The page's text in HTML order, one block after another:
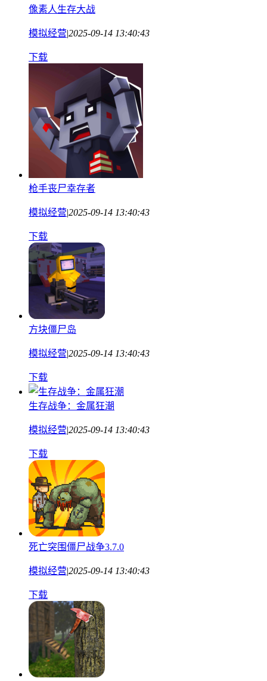
像素人生存大战
模拟经营|2025-09-14 13:40:43
下载
枪手丧尸幸存者
模拟经营|2025-09-14 13:40:43
下载
方块僵尸岛
模拟经营|2025-09-14 13:40:43
下载
生存战争：金属狂潮
模拟经营|2025-09-14 13:40:43
下载
死亡突围僵尸战争3.7.0
模拟经营|2025-09-14 13:40:43
下载